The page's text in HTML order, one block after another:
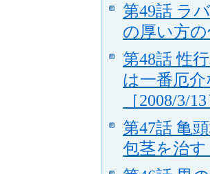
第49話 ラ
の厚い方
第48話 性
は一番厄
［2008/3/
第47話 亀
包茎を治す